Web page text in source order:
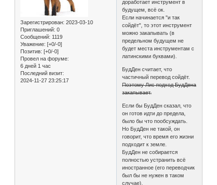
Зарегистрирован: 2023-03-10
Приглашений: 0
Сообщений: 1119
Уважение: [+0/-0]
Позитив: [+0/-0]
Провел на форуме:
6 дней 1 час
Последний визит:
2024-11-27 23:25:17
доработает инструмент в
будущем, всё ок.
Если начинается "и так
сойдёт", то этот инструмент
можно закапывать (в
предельном будущем не
будет места инструментам с
латинскими буквами).
БудДен считает, что
частичный перевод сойдёт.
Поэтому Лис подход БудДена
закапывает.
Если бы БудДен сказал, что
он готов идти до предела,
было бы что пообсуждать.
Но БудДен не такой, он
говорит, что время его жизни
подходит к земле.
БудДен не собирается
полностью устранить всё
иностранное (его переводчик
был бы не нужен в таком
случае).